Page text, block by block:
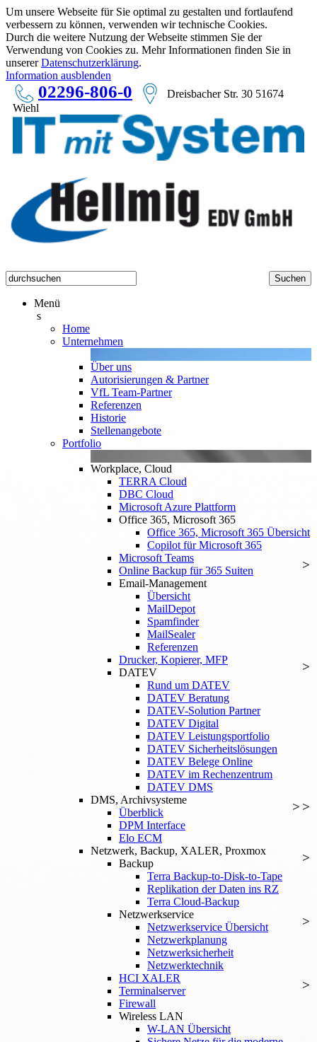
Um unsere Webseite für Sie optimal zu gestalten und fortlaufend
verbessern zu können, verwenden wir technische Cookies.
Durch die weitere Nutzung der Webseite stimmen Sie der
Verwendung von Cookies zu. Mehr Informationen finden Sie in
unsererDatenschutzerklärung.
Information ausblenden
02296-806-0
Dreisbacher Str. 30 51674
Wiehl
Menü
s
Home
Unternehmen
Über uns
Autorisierungen & Partner
VfL Team-Partner
Referenzen
Historie
Stellenangebote
Portfolio
Workplace, Cloud
TERRA Cloud
DBC Cloud
Microsoft Azure Plattform
Office 365, Microsoft 365
Office 365, Microsoft 365 Übersicht
Copilot für Microsoft 365
Microsoft Teams
Online Backup für 365 Suiten
Email-Management
Übersicht
MailDepot
Spamfinder
MailSealer
Referenzen
Drucker, Kopierer, MFP
DATEV
Rund um DATEV
DATEV Beratung
DATEV-Solution Partner
DATEV Digital
DATEV Leistungsportfolio
DATEV Sicherheitslösungen
DATEV Belege Online
DATEV im Rechenzentrum
DATEV DMS
DMS, Archivsysteme
Überblick
DPM Interface
Elo ECM
Netzwerk, Backup, XALER, Proxmox
Backup
Terra Backup-to-Disk-to-Tape
Replikation der Daten ins RZ
Terra Cloud-Backup
Netzwerkservice
Netzwerkservice Übersicht
Netzwerkplanung
Netzwerksicherheit
Netzwerktechnik
HCI XALER
Terminalserver
Firewall
Wireless LAN
W-LAN Übersicht